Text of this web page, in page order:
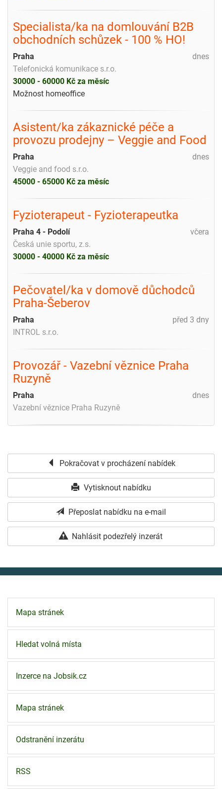
Specialista/ka na domlouvání B2B
obchodních schůzek - 100 % HO!
dnes
Praha
Telefonická komunikace s.r.o.
30000 - 60000 Kč za měsíc
Možnost homeoffice
Asistent/ka zákaznické péče a
provozu prodejny – Veggie and Food
dnes
Praha
Veggie and food s.r.o.
45000 - 65000 Kč za měsíc
Fyzioterapeut - Fyzioterapeutka
včera
Praha 4 - Podolí
Česká unie sportu, z.s.
30000 - 40000 Kč za měsíc
Pečovatel/ka v domově důchodců
Praha-Šeberov
před 3 dny
Praha
INTROL s.r.o.
Provozář - Vazební věznice Praha
Ruzyně
dnes
Praha
Vazební věznice Praha Ruzyně
Pokračovat v procházení nabídek
Vytisknout nabídku
Přeposlat nabídku na e-mail
Nahlásit podezřelý inzerát
Mapa stránek
Hledat volná místa
Inzerce na Jobsik.cz
Mapa stránek
Odstranění inzerátu
RSS